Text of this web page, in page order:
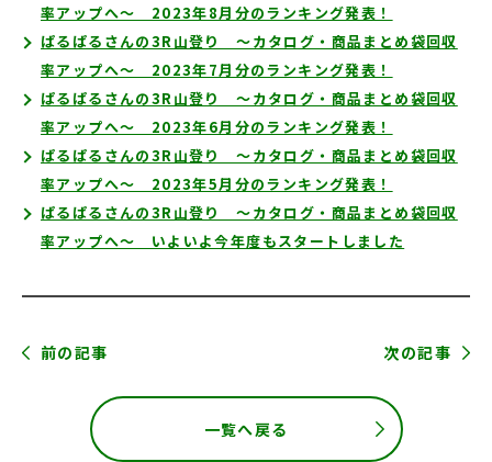
率アップへ～ 2023年8月分のランキング発表！
ぱるぱるさんの3R山登り ～カタログ・商品まとめ袋回収
率アップへ～ 2023年7月分のランキング発表！
ぱるぱるさんの3R山登り ～カタログ・商品まとめ袋回収
率アップへ～ 2023年6月分のランキング発表！
ぱるぱるさんの3R山登り ～カタログ・商品まとめ袋回収
率アップへ～ 2023年5月分のランキング発表！
ぱるぱるさんの3R山登り ～カタログ・商品まとめ袋回収
率アップへ～ いよいよ今年度もスタートしました
前の記事 次の記事
一覧へ戻る